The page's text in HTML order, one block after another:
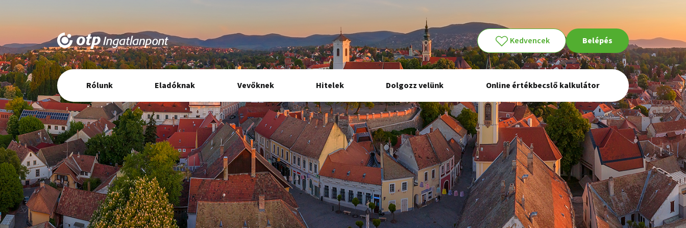
Kedvencek Belépés
Elsődleges
navigáció
Rólunk Eladóknak Vevőknek Hitelek Dolgozz velünk Online értékbecslő kalkulátor